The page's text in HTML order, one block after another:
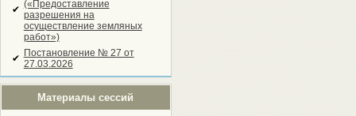
✔ («Предоставление
разрешения на
осуществление земляных
работ»)
✔ Постановление № 27 от
27.03.2026
Материалы сессий